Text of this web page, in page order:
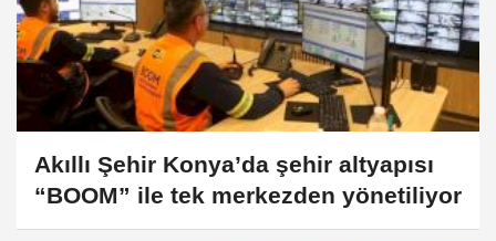
Akıllı Şehir Konya’da şehir altyapısı
“BOOM” ile tek merkezden yönetiliyor